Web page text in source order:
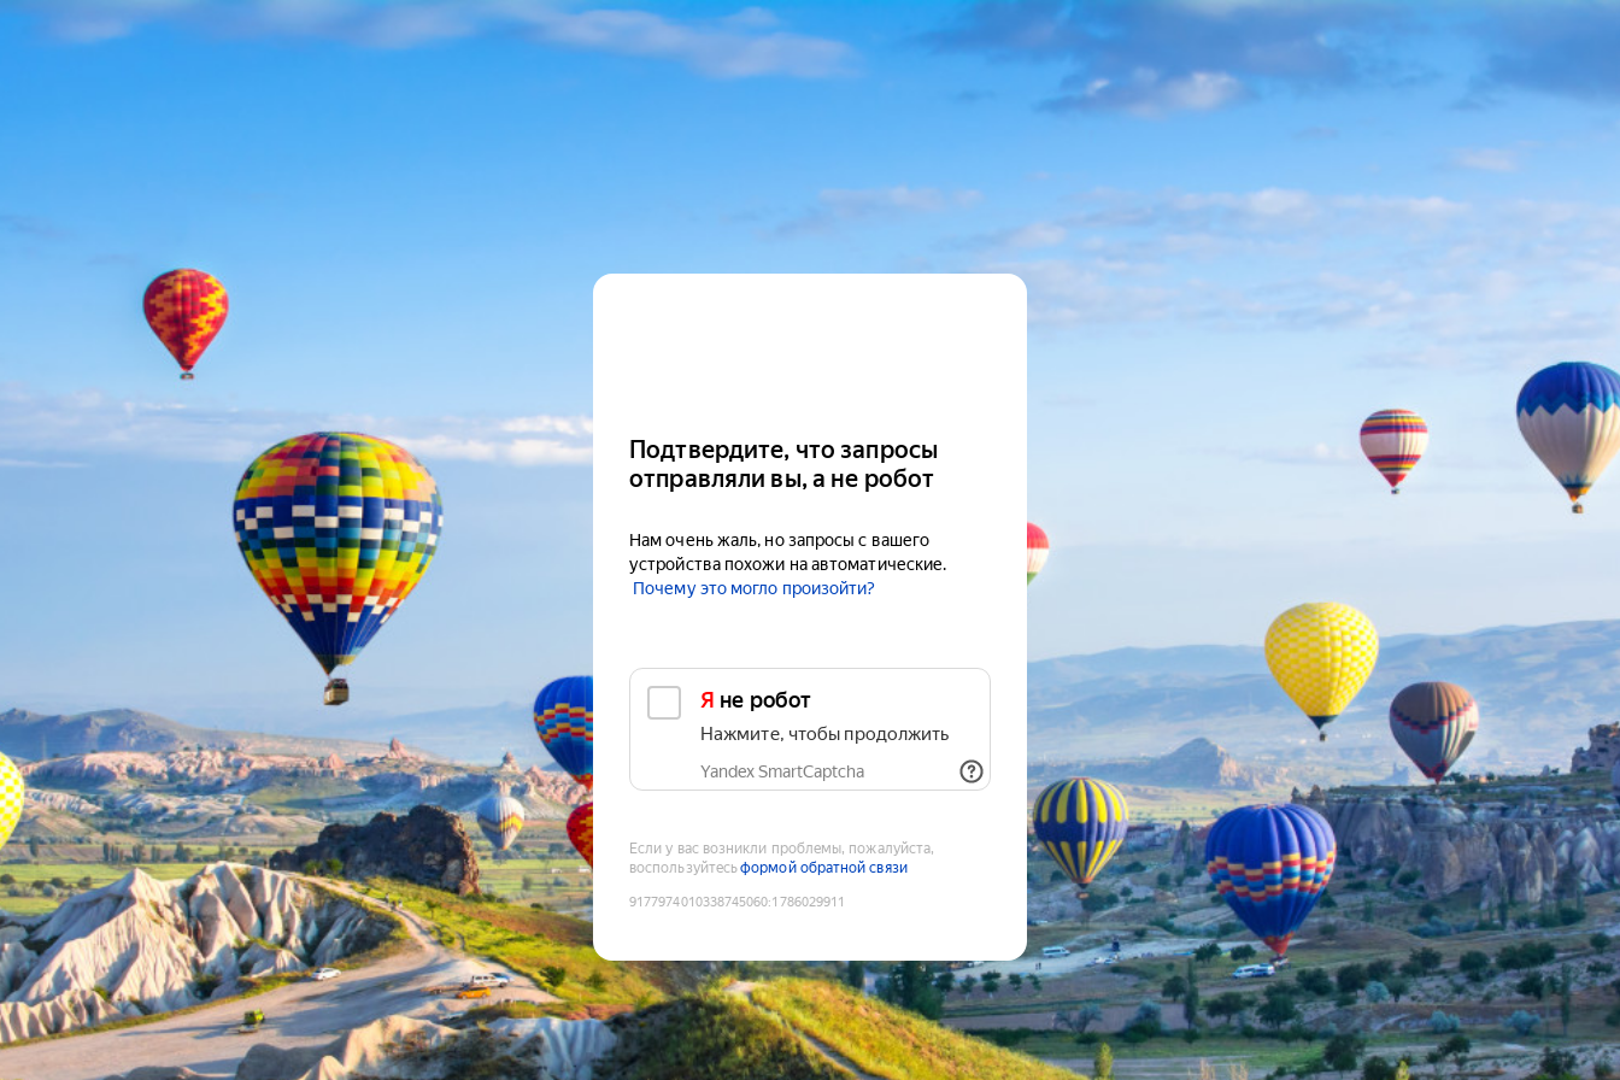
Подтвердите, что запросы
отправляли вы, а не робот
Нам очень жаль, но запросы с вашего
устройства похожи на автоматические.
Почему это могло произойти?
Я не робот
Нажмите, чтобы продолжить
Yandex SmartCaptcha
Если у вас возникли проблемы, пожалуйста,
воспользуйтесьформой обратной связи
9177974010338745060:1786029911